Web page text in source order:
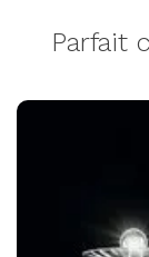
Parfait